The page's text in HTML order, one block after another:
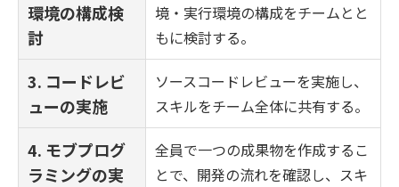
環境の構成検
討
境・実行環境の構成をチームとと
もに検討する。
3. コードレビ
ューの実施
ソースコードレビューを実施し、
スキルをチーム全体に共有する。
4. モブプログ
ラミングの実
全員で一つの成果物を作成するこ
とで、開発の流れを確認し、スキ